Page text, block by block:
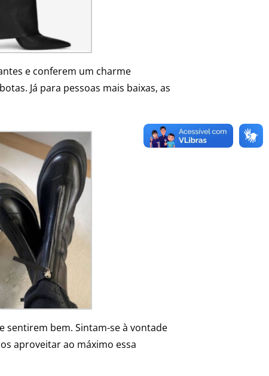
e conferem um charme
Já para pessoas mais baixas, as
sentirem bem. Sintam-se à vontade
aproveitar ao máximo essa